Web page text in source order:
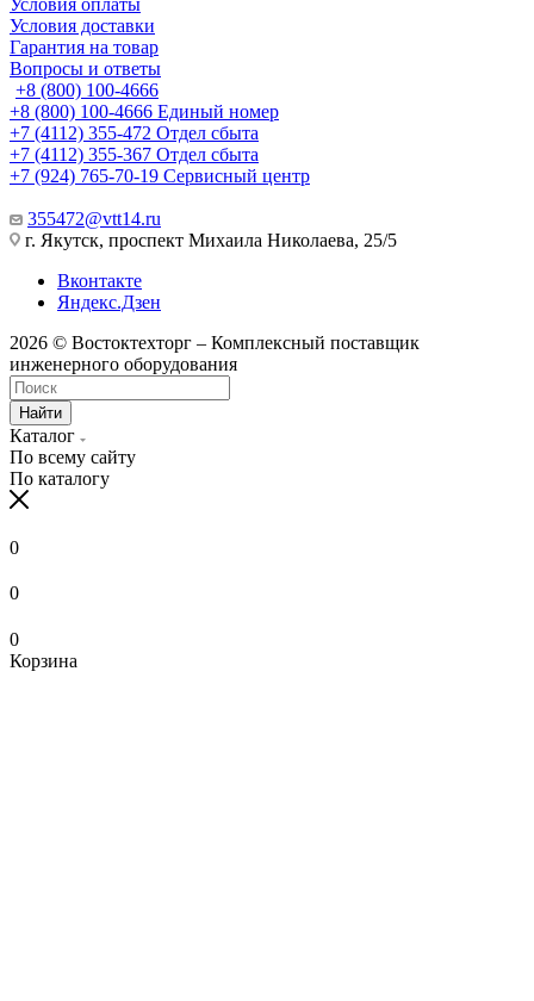
Условия доставки
Гарантия на товар
Вопросы и ответы
+8 (800) 100-4666
+8 (800) 100-4666 Единый номер
+7 (4112) 355-472 Отдел сбыта
+7 (4112) 355-367 Отдел сбыта
+7 (924) 765-70-19 Сервисный центр
355472@vtt14.ru
г. Якутск, проспект Михаила Николаева, 25/5
Вконтакте
Яндекс.Дзен
2026 © Востоктехторг – Комплексный поставщик
инженерного оборудования
Найти
Каталог
По всему сайту
По каталогу
0
0
0
Корзина